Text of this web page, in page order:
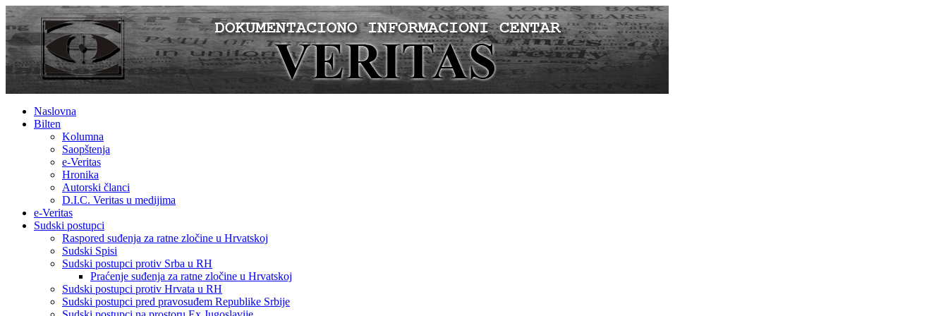
Naslovna
Bilten
Kolumna
Saopštenja
e-Veritas
Hronika
Autorski članci
D.I.C. Veritas u medijima
e-Veritas
Sudski postupci
Raspored suđenja za ratne zločine u Hrvatskoj
Sudski Spisi
Sudski postupci protiv Srba u RH
Praćenje suđenja za ratne zločine u Hrvatskoj
Sudski postupci protiv Hrvata u RH
Sudski postupci pred pravosuđem Republike Srbije